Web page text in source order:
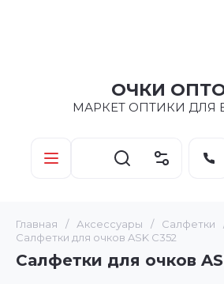
ОЧКИ
МАРКЕТ ОПТИКИ ДЛЯ
Главная / Аксессуары / Салфетки
Салфетки для очков ASK C352
Салфетки для очков